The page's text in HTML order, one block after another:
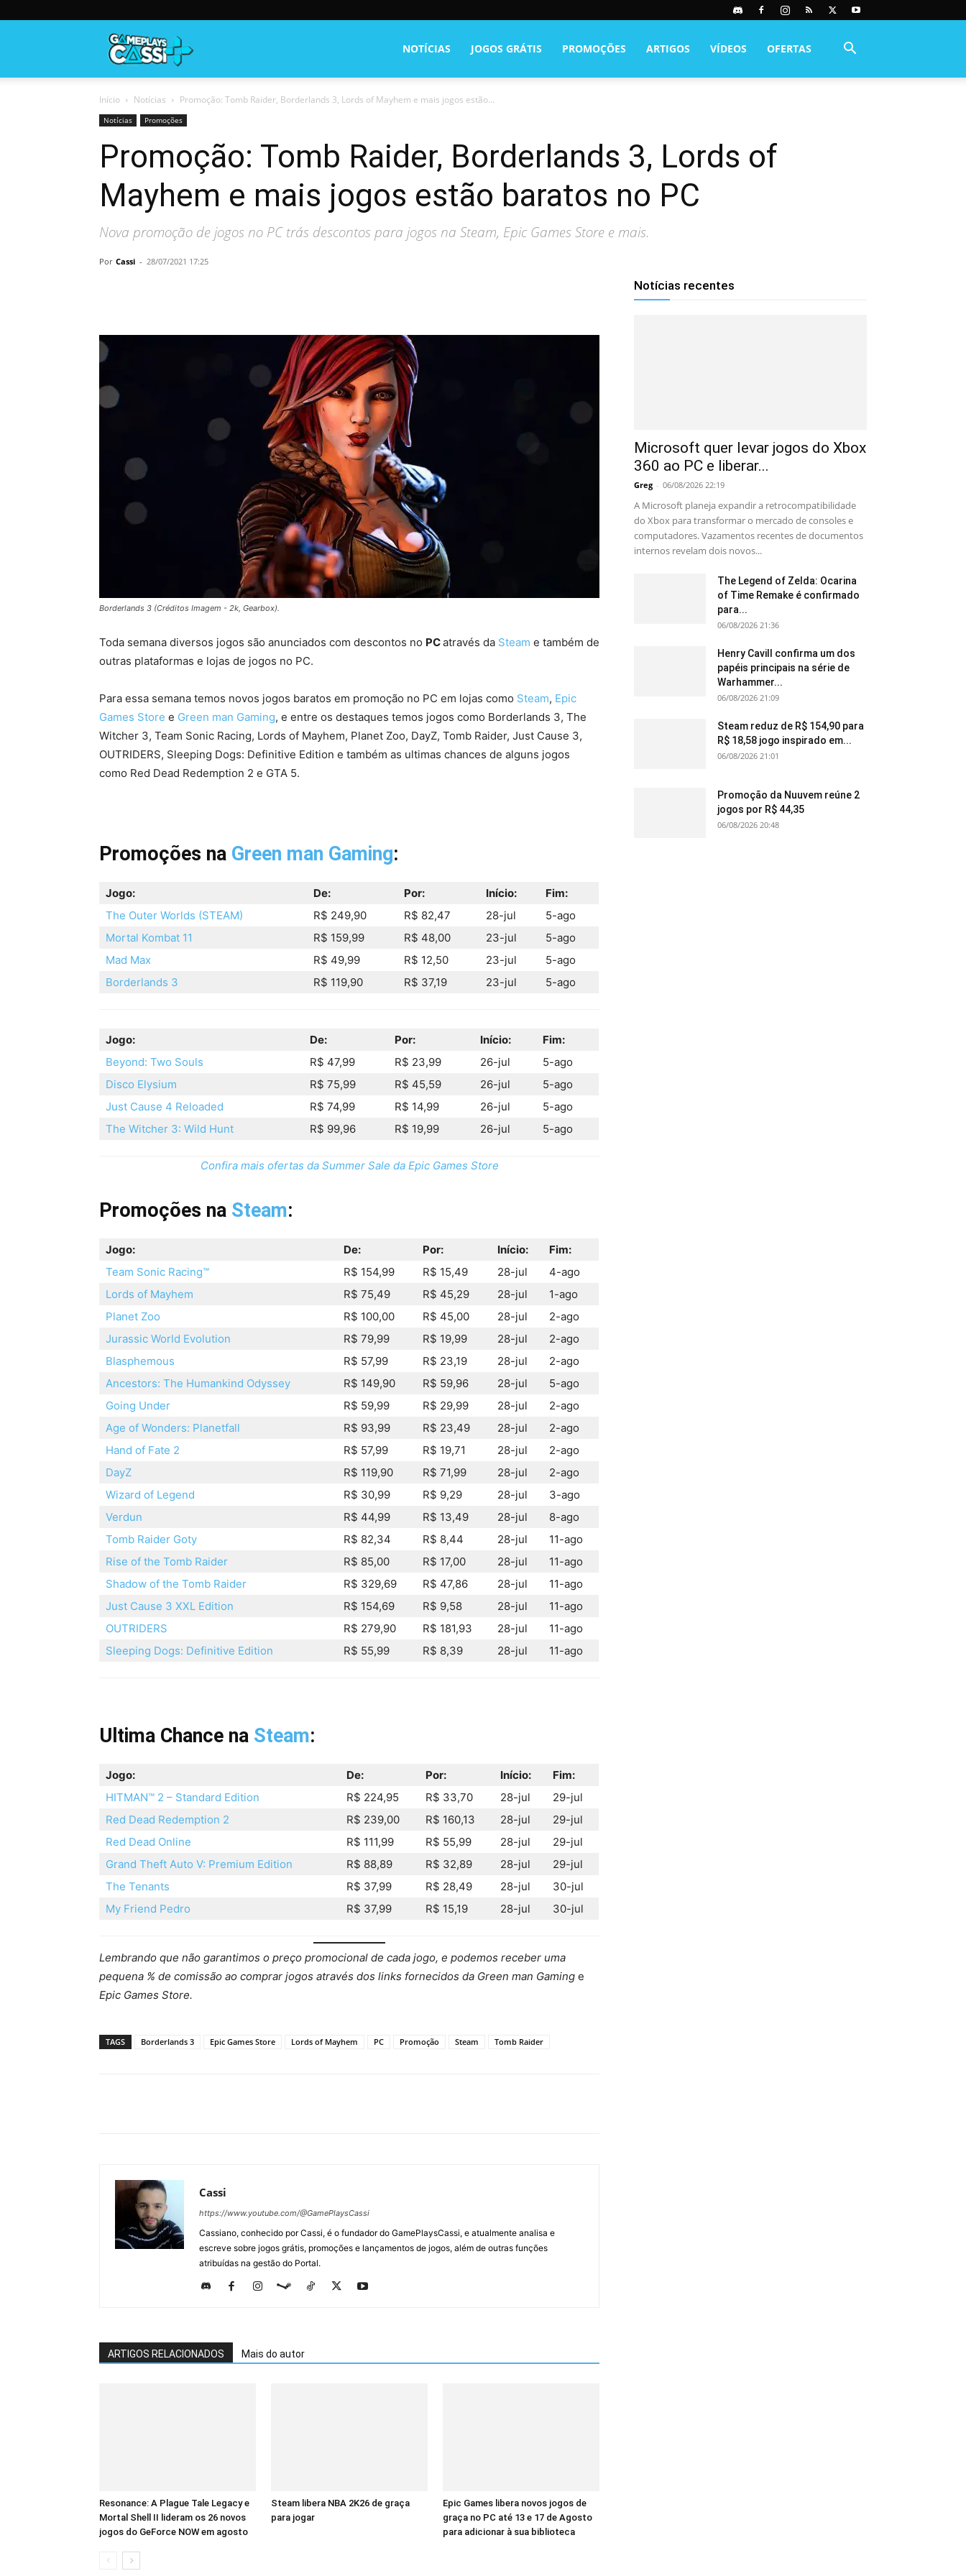
NOTÍCIAS JOGOS GRÁTIS PROMOÇÕES ARTIGOS VÍDEOS OFERTAS
Início Notícias Promoção: Tomb Raider, Borderlands 3, Lords of Mayhem e mais jogos estão...
Notícias Promoções
Promoção: Tomb Raider, Borderlands 3, Lords of
Mayhem e mais jogos estão baratos no PC
Nova promoção de jogos no PC trás descontos para jogos na Steam, Epic Games Store e mais.
Por Cassi - 28/07/2021 17:25
Borderlands 3 (Créditos Imagem - 2k, Gearbox).
Toda semana diversos jogos são anunciados com descontos no PCatravés da Steam e também de
outras plataformas e lojas de jogos no PC.
Para essa semana temos novos jogos baratos em promoção no PC em lojas como Steam, Epic
Games Store e Green man Gaming, e entre os destaques temos jogos como Borderlands 3, The
Witcher 3, Team Sonic Racing, Lords of Mayhem, Planet Zoo, DayZ, Tomb Raider, Just Cause 3,
OUTRIDERS, Sleeping Dogs: Definitive Edition e também as ultimas chances de alguns jogos
como Red Dead Redemption 2 e GTA 5.
Promoções na Green man Gaming:
Jogo: De: Por: Início:
Fim:
The Outer Worlds (STEAM)
R$ 249,90 R$ 82,47 28-jul
5-ago
Mortal Kombat 11
R$ 159,99 R$ 48,00 23-jul
5-ago
Mad Max
R$ 49,99 R$ 12,50 23-jul
5-ago
Borderlands 3
R$ 119,90 R$ 37,19 23-jul 5-ago
Jogo: De: Por: Início:
Fim:
Beyond: Two Souls
R$ 47,99 R$ 23,99 26-jul
5-ago
Disco Elysium
R$ 75,99 R$ 45,59 26-jul
5-ago
Just Cause 4 Reloaded
R$ 74,99 R$ 14,99 26-jul
5-ago
The Witcher 3: Wild Hunt
R$ 99,96 R$ 19,99 26-jul 5-ago
Confira mais ofertas da Summer Sale da Epic Games Store
Promoções na Steam:
Jogo: De: Por: Início:
Fim:
Team Sonic Racing™
R$ 154,99 R$ 15,49 28-jul
4-ago
Lords of Mayhem
R$ 75,49 R$ 45,29 28-jul
1-ago
Planet Zoo
R$ 100,00 R$ 45,00 28-jul
2-ago
Jurassic World Evolution
R$ 79,99 R$ 19,99 28-jul
2-ago
Blasphemous
R$ 57,99 R$ 23,19 28-jul
2-ago
Ancestors: The Humankind Odyssey
R$ 149,90 R$ 59,96 28-jul
5-ago
Going Under
R$ 59,99 R$ 29,99 28-jul
2-ago
Age of Wonders: Planetfall
R$ 93,99 R$ 23,49 28-jul
2-ago
Hand of Fate 2
R$ 57,99 R$ 19,71 28-jul
2-ago
DayZ
R$ 119,90 R$ 71,99 28-jul
2-ago
Wizard of Legend
R$ 30,99 R$ 9,29 28-jul
3-ago
Verdun
R$ 44,99 R$ 13,49 28-jul
8-ago
Tomb Raider Goty
R$ 82,34 R$ 8,44 28-jul
11-ago
Rise of the Tomb Raider
R$ 85,00 R$ 17,00 28-jul
11-ago
Shadow of the Tomb Raider
R$ 329,69 R$ 47,86 28-jul
11-ago
Just Cause 3 XXL Edition
R$ 154,69 R$ 9,58 28-jul
11-ago
OUTRIDERS
R$ 279,90 R$ 181,93 28-jul
11-ago
Sleeping Dogs: Definitive Edition
R$ 55,99 R$ 8,39 28-jul 11-ago
Ultima Chance na Steam:
Jogo: De: Por: Início:
Fim:
HITMAN™ 2 – Standard Edition
R$ 224,95 R$ 33,70 28-jul
29-jul
Red Dead Redemption 2
R$ 239,00 R$ 160,13 28-jul
29-jul
Red Dead Online
R$ 111,99 R$ 55,99 28-jul
29-jul
Grand Theft Auto V: Premium Edition
R$ 88,89 R$ 32,89 28-jul
29-jul
The Tenants
R$ 37,99 R$ 28,49 28-jul
30-jul
My Friend Pedro
R$ 37,99 R$ 15,19 28-jul 30-jul
Lembrando que não garantimos o preço promocional de cada jogo, e podemos receber uma
pequena % de comissão ao comprar jogos através dos links fornecidos da Green man Gaming e
Epic Games Store.
TAGS Borderlands 3 Epic Games Store Lords of Mayhem PC Promoção Steam Tomb Raider
Cassi
https://www.youtube.com/@GamePlaysCassi
Cassiano, conhecido por Cassi, é o fundador do GamePlaysCassi, e atualmente analisa e
escreve sobre jogos grátis, promoções e lançamentos de jogos, além de outras funções
atribuídas na gestão do Portal.
ARTIGOS RELACIONADOS Mais do autor
Resonance: A Plague Tale Legacy e
Mortal Shell II lideram os 26 novos
jogos do GeForce NOW em agosto
Steam libera NBA 2K26 de graça
para jogar
Epic Games libera novos jogos de
graça no PC até 13 e 17 de Agosto
para adicionar à sua biblioteca
Notícias recentes
Microsoft quer levar jogos do Xbox
360 ao PC e liberar...
Greg - 06/08/2026 22:19
A Microsoft planeja expandir a retrocompatibilidade
do Xbox para transformar o mercado de consoles e
computadores. Vazamentos recentes de documentos
internos revelam dois novos...
The Legend of Zelda: Ocarina
of Time Remake é confirmado
para...
06/08/2026 21:36
Henry Cavill confirma um dos
papéis principais na série de
Warhammer...
06/08/2026 21:09
Steam reduz de R$ 154,90 para
R$ 18,58 jogo inspirado em...
06/08/2026 21:01
Promoção da Nuuvem reúne 2
jogos por R$ 44,35
06/08/2026 20:48